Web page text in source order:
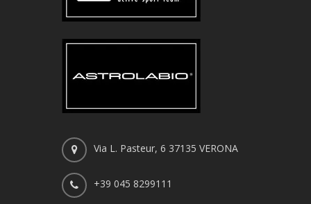
Via L. Pasteur, 6 37135 VERONA
+39 045 8299111